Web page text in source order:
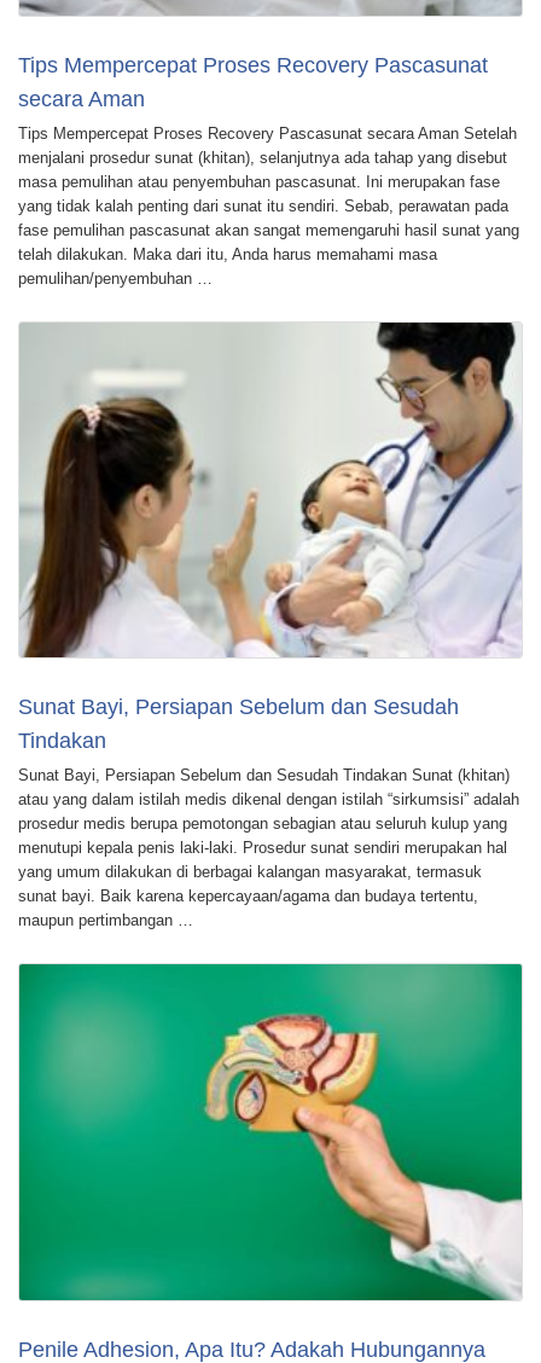
Tips Mempercepat Proses Recovery Pascasunat
secara Aman
Tips Mempercepat Proses Recovery Pascasunat secara Aman Setelah
menjalani prosedur sunat (khitan), selanjutnya ada tahap yang disebut
masa pemulihan atau penyembuhan pascasunat. Ini merupakan fase
yang tidak kalah penting dari sunat itu sendiri. Sebab, perawatan pada
fase pemulihan pascasunat akan sangat memengaruhi hasil sunat yang
telah dilakukan. Maka dari itu, Anda harus memahami masa
pemulihan/penyembuhan …
Sunat Bayi, Persiapan Sebelum dan Sesudah
Tindakan
Sunat Bayi, Persiapan Sebelum dan Sesudah Tindakan Sunat (khitan)
atau yang dalam istilah medis dikenal dengan istilah “sirkumsisi” adalah
prosedur medis berupa pemotongan sebagian atau seluruh kulup yang
menutupi kepala penis laki-laki. Prosedur sunat sendiri merupakan hal
yang umum dilakukan di berbagai kalangan masyarakat, termasuk
sunat bayi. Baik karena kepercayaan/agama dan budaya tertentu,
maupun pertimbangan …
Penile Adhesion, Apa Itu? Adakah Hubungannya